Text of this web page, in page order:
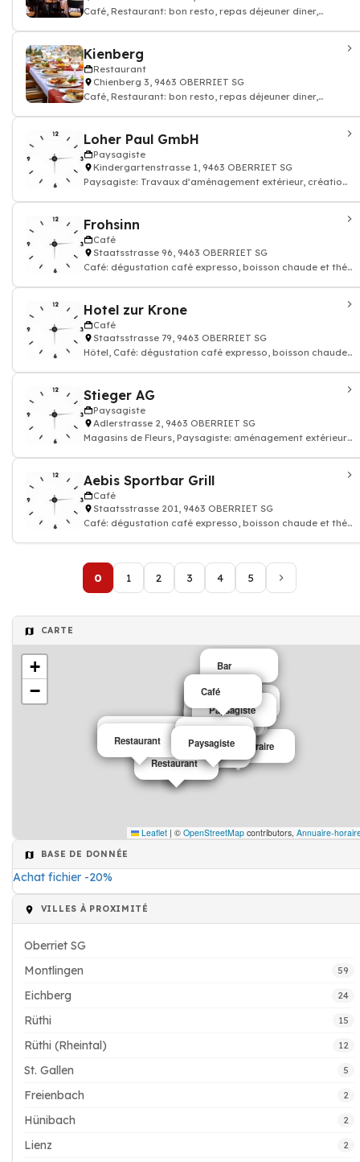
Café, Restaurant: bon resto, repas déjeuner dîner,
Kienberg
Restaurant
Chienberg 3, 9463 OBERRIET SG
Café, Restaurant: bon resto, repas déjeuner dîner,
Loher Paul GmbH
Paysagiste
Kindergartenstrasse 1, 9463 OBERRIET SG
Paysagiste: Travaux d’aménagement extérieur, création
Frohsinn
Café
Staatsstrasse 96, 9463 OBERRIET SG
Café: dégustation café expresso, boisson chaude et thé,
Hotel zur Krone
Café
Staatsstrasse 79, 9463 OBERRIET SG
Hôtel, Café: dégustation café expresso, boisson chaude
Stieger AG
Paysagiste
Adlerstrasse 2, 9463 OBERRIET SG
Magasins de Fleurs, Paysagiste: aménagement extérieur
Aebis Sportbar Grill
Café
Staatsstrasse 201, 9463 OBERRIET SG
Café: dégustation café expresso, boisson chaude et thé,
0 1 2 3 4 5
CARTE
Maison de retraire
Papeterie
Restaurant
Restaurant
Transport
Bar
Café
Café
Café
Machines et outils agricoles
Bar
Restaurant
Restaurant
Paysagiste
Paysagiste
Café
+
−
Leaflet | © OpenStreetMap contributors, Annuaire-
BASE DE DONNÉE
Achat fichier -20%
VILLES À PROXIMITÉ
Oberriet SG
Montlingen
59
Eichberg 24
Rüthi 15
Rüthi (Rheintal) 12
St. Gallen 5
Freienbach 2
Hünibach 2
Lienz 2